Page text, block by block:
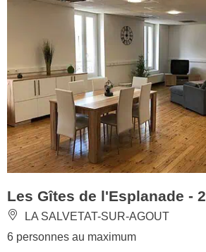
Les Gîtes de l'Esplanade - 2
LA SALVETAT-SUR-AGOUT
6 personnes au maximum